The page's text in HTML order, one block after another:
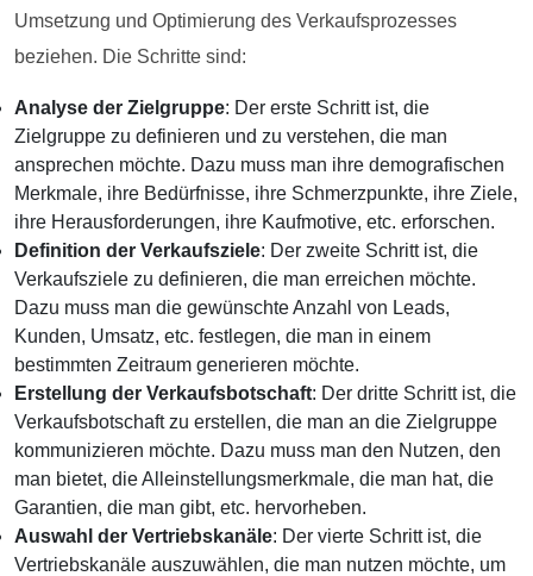
Umsetzung und Optimierung des Verkaufsprozesses
beziehen. Die Schritte sind:
Analyse der Zielgruppe: Der erste Schritt ist, die
Zielgruppe zu definieren und zu verstehen, die man
ansprechen möchte. Dazu muss man ihre demografischen
Merkmale, ihre Bedürfnisse, ihre Schmerzpunkte, ihre Ziele,
ihre Herausforderungen, ihre Kaufmotive, etc. erforschen.
Definition der Verkaufsziele: Der zweite Schritt ist, die
Verkaufsziele zu definieren, die man erreichen möchte.
Dazu muss man die gewünschte Anzahl von Leads,
Kunden, Umsatz, etc. festlegen, die man in einem
bestimmten Zeitraum generieren möchte.
Erstellung der Verkaufsbotschaft: Der dritte Schritt ist, die
Verkaufsbotschaft zu erstellen, die man an die Zielgruppe
kommunizieren möchte. Dazu muss man den Nutzen, den
man bietet, die Alleinstellungsmerkmale, die man hat, die
Garantien, die man gibt, etc. hervorheben.
Auswahl der Vertriebskanäle: Der vierte Schritt ist, die
Vertriebskanäle auszuwählen, die man nutzen möchte, um